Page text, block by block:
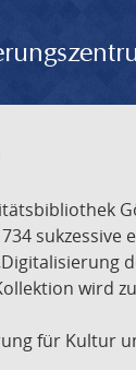
wird
für Kultur